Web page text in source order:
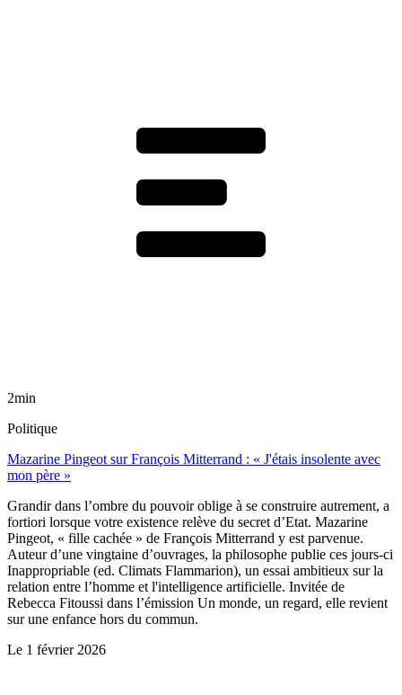
2min
Politique
Mazarine Pingeot sur François Mitterrand : « J'étais insolente avec
mon père »
Grandir dans l’ombre du pouvoir oblige à se construire autrement, a
fortiori lorsque votre existence relève du secret d’Etat. Mazarine
Pingeot, « fille cachée » de François Mitterrand y est parvenue.
Auteur d’une vingtaine d’ouvrages, la philosophe publie ces jours-ci
Inappropriable (ed. Climats Flammarion), un essai ambitieux sur la
relation entre l’homme et l'intelligence artificielle. Invitée de
Rebecca Fitoussi dans l’émission Un monde, un regard, elle revient
sur une enfance hors du commun.
Le 1 février 2026